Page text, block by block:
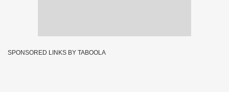
SPONSORED LINKS BY TABOOLA